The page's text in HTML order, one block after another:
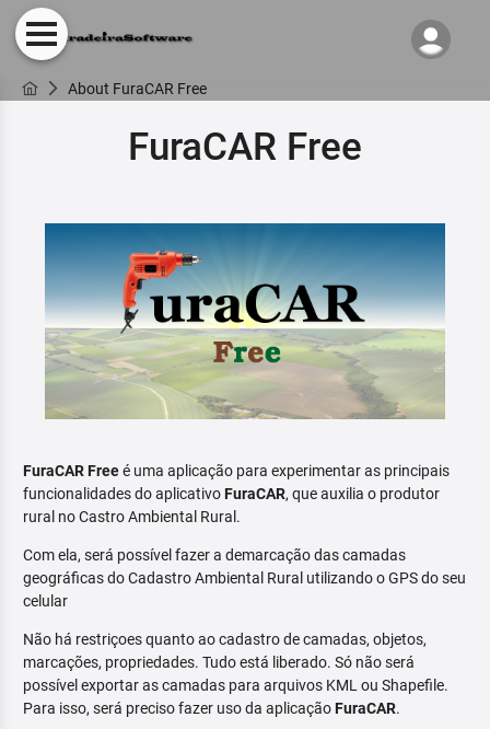
About FuraCAR Free
FuraCAR Free
FuraCAR Freeé uma aplicação para experimentar as principais
funcionalidades do aplicativoFuraCAR, que auxilia o produtor
rural no Castro Ambiental Rural.
Com ela, será possível fazer a demarcação das camadas
geográficas do Cadastro Ambiental Rural utilizando o GPS do seu
celular
Não há restriçoes quanto ao cadastro de camadas, objetos,
marcações, propriedades. Tudo está liberado. Só não será
possível exportar as camadas para arquivos KML ou Shapefile.
Para isso, será preciso fazer uso da aplicaçãoFuraCAR.